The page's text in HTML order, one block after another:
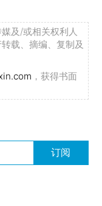
及/或相关权利人
载、摘编、复制及
，获得书面
订阅